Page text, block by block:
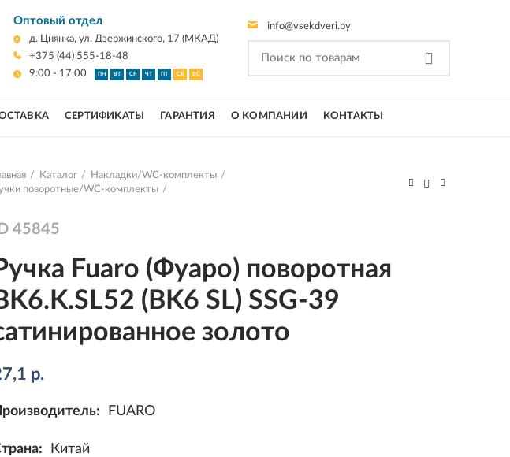
Оптовый отдел
д. Цнянка, ул. Дзержинского, 17 (МКАД)
+375 (44) 555-18-48
9:00 - 17:00
ПН ВТ СР ЧТ ПТ СБ ВС
info@vsekdveri.by
СЕРТИФИКАТЫ ГАРАНТИЯ О КОМПАНИИ КОНТАКТЫ
Каталог
Накладки/WC-комплекты
поворотные/WC-комплекты
ID 45845
Fuaro (Фуаро) поворотная
(BK6 SL) SSG-39
золото
р.
FUARO
Китай